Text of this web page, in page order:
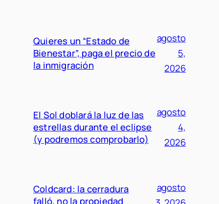
Quieres un “Estado de
Bienestar”, paga el precio de
la inmigración
agosto
5,
2026
El Sol doblará la luz de las
estrellas durante el eclipse
(y podremos comprobarlo)
agosto
4,
2026
Coldcard: la cerradura
falló, no la propiedad
agosto